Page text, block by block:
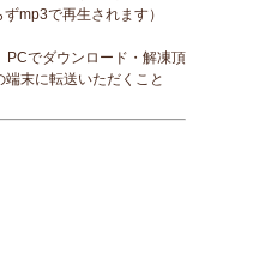
mp3で再生されます）
でダウンロード・解凍頂
末に転送いただくこと